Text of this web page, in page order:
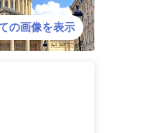
の画像を表示